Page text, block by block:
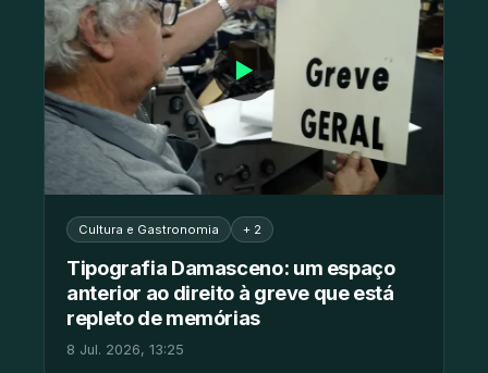
▶
Cultura e Gastronomia + 2
Tipografia Damasceno: um espaço
anterior ao direito à greve que está
repleto de memórias
8 Jul. 2026, 13:25